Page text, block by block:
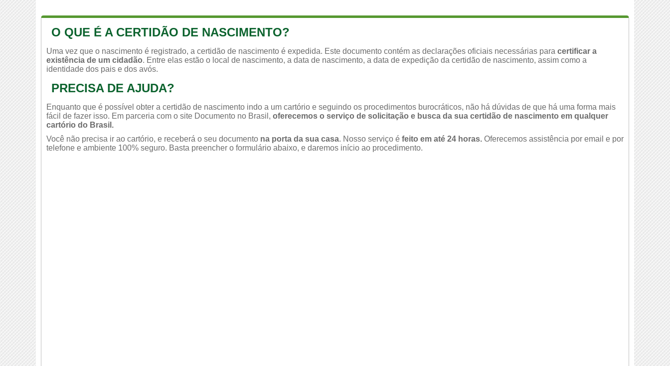
O QUE É A CERTIDÃO DE NASCIMENTO?
Uma vez que o nascimento é registrado, a certidão de nascimento é expedida. Este documento contém as declarações oficiais necessárias para certificar a
existência de um cidadão. Entre elas estão o local de nascimento, a data de nascimento, a data de expedição da certidão de nascimento, assim como a
identidade dos pais e dos avós.
PRECISA DE AJUDA?
Enquanto que é possível obter a certidão de nascimento indo a um cartório e seguindo os procedimentos burocráticos, não há dúvidas de que há uma forma mais
fácil de fazer isso. Em parceria com o site Documento no Brasil, oferecemos o serviço de solicitação e busca da sua certidão de nascimento em qualquer
cartório do Brasil.
Você não precisa ir ao cartório, e receberá o seu documento na porta da sua casa. Nosso serviço é feito em até 24 horas. Oferecemos assistência por email e por
telefone e ambiente 100% seguro. Basta preencher o formulário abaixo, e daremos início ao procedimento.